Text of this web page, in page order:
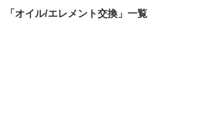
「 オイル/エレメント交換 」 一覧